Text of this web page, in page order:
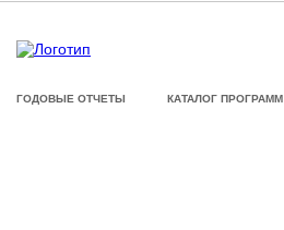
ГОДОВЫЕ ОТЧЕТЫ КАТАЛОГ ПРОГРАММ